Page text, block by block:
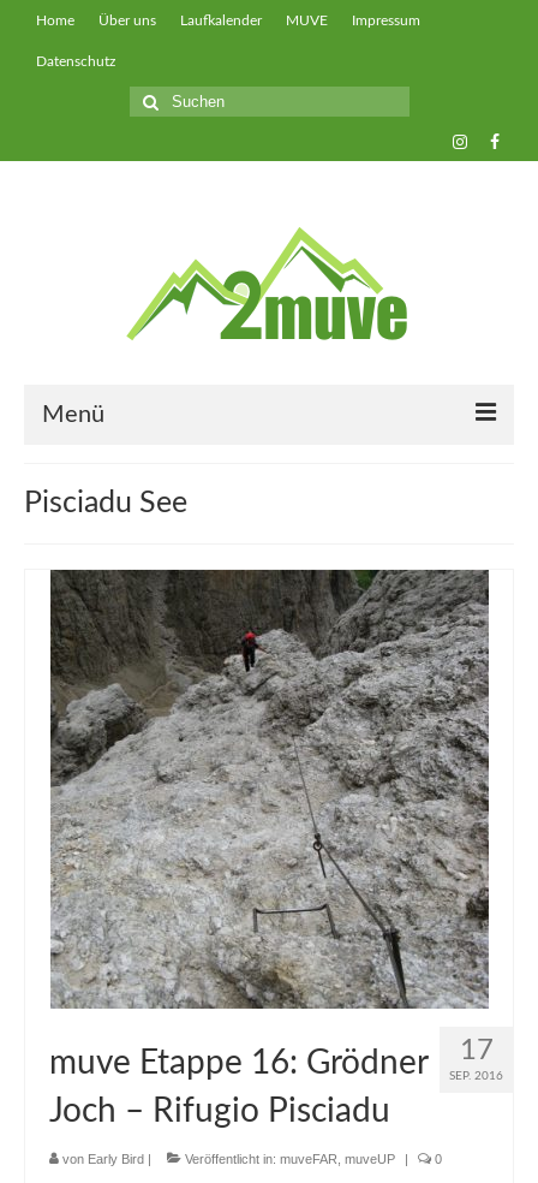
Home Über uns Laufkalender MUVE Impressum
Datenschutz
Suche
nach:
Menü
muveAWAY
muveLIVELY
muveBOLDLY
muveFAR
Pisciadu See
17
SEP. 2016
muve Etappe 16: Grödner
Joch – Rifugio Pisciadu
von Early Bird Veröffentlicht in: muveFAR muveUP 0